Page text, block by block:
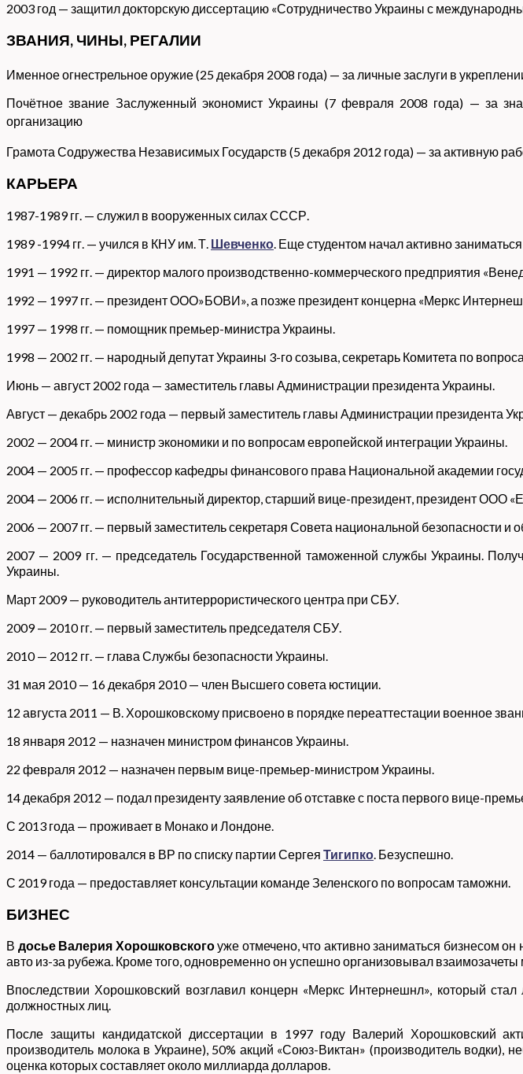
2003 год — защитил докторскую диссертацию «Сотрудничество Украины с
ЗВАНИЯ, ЧИНЫ, РЕГАЛИИ
Именное огнестрельное оружие (25 декабря 2008 года) — за личные заслуги в
Почётное звание Заслуженный экономист Украины (7 февраля 2008 года) — за
организацию
Грамота Содружества Независимых Государств (5 декабря 2012 года) — за активную
КАРЬЕРА
1987-1989 гг. — служил в вооруженных силах СССР.
1989 -1994 гг. — учился в КНУ им. Т. Шевченко. Еще студентом начал активно
1991 — 1992 гг. — директор малого производственно-коммерческого предприятия
1992 — 1997 гг. — президент ООО»БОВИ», а позже президент концерна «Меркс
1997 — 1998 гг. — помощник премьер-министра Украины.
1998 — 2002 гг. — народный депутат Украины 3-го созыва, секретарь Комитета по
Июнь — август 2002 года — заместитель главы Администрации президента Украины.
Август — декабрь 2002 года — первый заместитель главы Администрации президента
2002 — 2004 гг. — министр экономики и по вопросам европейской интеграции Украины.
2004 — 2005 гг. — профессор кафедры финансового права Национальной академии
2004 — 2006 гг. — исполнительный директор, старший вице-президент, президент ООО
2006 — 2007 гг. — первый заместитель секретаря Совета национальной безопасности и
2007 — 2009 гг. — председатель Государственной таможенной службы Украины.
Украины.
Март 2009 — руководитель антитеррористического центра при СБУ.
2009 — 2010 гг. — первый заместитель председателя СБУ.
2010 — 2012 гг. — глава Службы безопасности Украины.
31 мая 2010 — 16 декабря 2010 — член Высшего совета юстиции.
12 августа 2011 — В. Хорошковскому присвоено в порядке переаттестации военное
18 января 2012 — назначен министром финансов Украины.
22 февраля 2012 — назначен первым вице-премьер-министром Украины.
14 декабря 2012 — подал президенту заявление об отставке с поста первого вице-
С 2013 года — проживает в Монако и Лондоне.
2014 — баллотировался в ВР по списку партии Сергея Тигипко. Безуспешно.
С 2019 года — предоставляет консультации команде Зеленского по вопросам таможни.
БИЗНЕС
В досье Валерия Хорошковскогоуже отмечено, что активно заниматься бизнесом
авто из-за рубежа. Кроме того, одновременно он успешно организовывал
Впоследствии Хорошковский возглавил концерн «Меркс Интернешнл», который
должностных лиц.
После защиты кандидатской диссертации в 1997 году Валерий Хорошковский
производитель молока в Украине), 50% акций «Союз-Виктан» (производитель водки),
оценка которых составляет около миллиарда долларов.